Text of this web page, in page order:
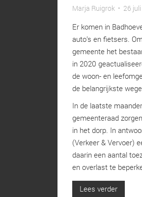
Marja Ruigrok • 26
Er komen in
auto’s en fietsers.
gemeente het
in 2020
de woon- en
de belangrijkste
In de laatste
gemeenteraad
in het dorp. In
(Verkeer & Vervoer)
daarin een aantal
en overlast te
Lees verder